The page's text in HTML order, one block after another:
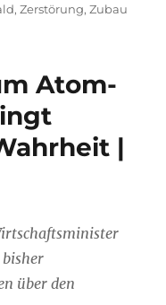
,Zerstörung,Zubau
Atom-
|
über den